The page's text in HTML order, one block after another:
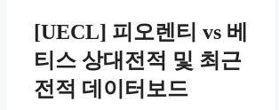
[UECL] 피오렌티 vs 베
티스 상대전적 및 최근
전적 데이터보드